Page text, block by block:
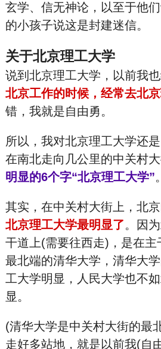
玄学、信无神论，以至于他
的小孩子说这是封建迷信。
关于北京理工大学
说到北京理工大学，以前我也
北京工作的时候，经常去北
错，我就是自由勇。
所以，我对北京理工大学还
在南北走向几公里的中关村大
明显的6个字“北京理工大学”。
其实，在中关村大街上，北京
北京理工大学最明显了。因
干道上(需要往西走)，是在主
最北端的清华大学，清华大
工大学明显，人民大学也不
显。
(清华大学是中关村大街的最
走好多站地，就是以前我(自